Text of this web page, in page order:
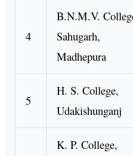
4
B.N.M.V.
Sahugarh,
Madhepura
5
H. S. College,
Udakishunganj
K. P. College,